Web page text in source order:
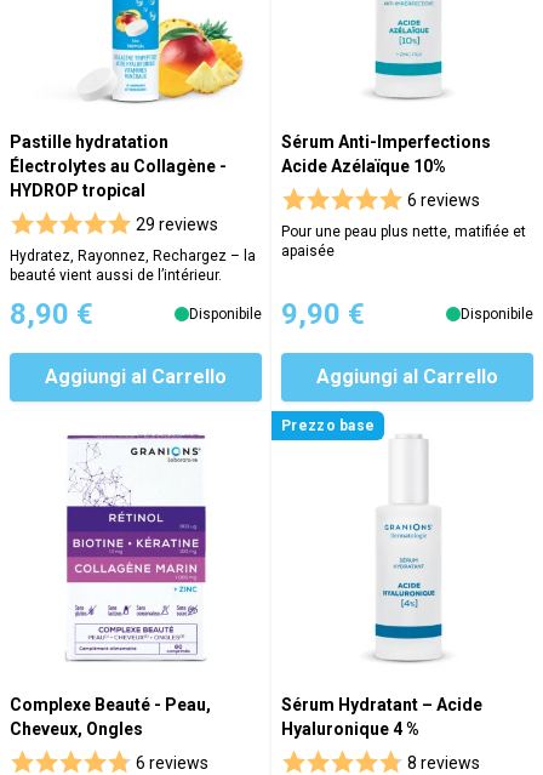
Pastille hydratation
Électrolytes au Collagène -
HYDROP tropical
29 reviews
Hydratez, Rayonnez, Rechargez – la
beauté vient aussi de l’intérieur.
8,90 € Disponibile
Aggiungi al Carrello
Sérum Anti-Imperfections
Acide Azélaïque 10%
6 reviews
Pour une peau plus nette, matifiée et
apaisée
9,90 € Disponibile
Aggiungi al Carrello
Complexe Beauté - Peau,
Cheveux, Ongles
6 reviews
Prezzo base
Sérum Hydratant – Acide
Hyaluronique 4 %
8 reviews